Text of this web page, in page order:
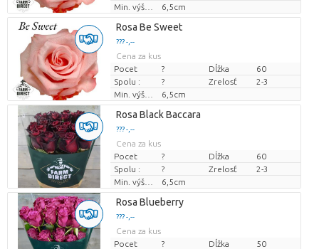
Min. výška kvetných pukov
6,5cm
Rosa Be Sweet
??? -,--
Cena za kus
Pocet
? Dĺžka
60
Spolu :
? Zrelosť
2-3
Min. výška kvetných pukov
6,5cm
Rosa Black Baccara
??? -,--
Cena za kus
Pocet
? Dĺžka
60
Spolu :
? Zrelosť
2-3
Min. výška kvetných pukov
6,5cm
Rosa Blueberry
??? -,--
Cena za kus
Pocet
? Dĺžka 50